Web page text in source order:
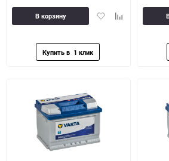
ДобавитьДобавить
В корзину